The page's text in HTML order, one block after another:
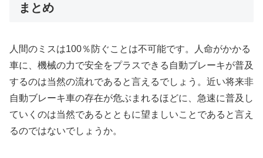
まとめ
人間のミスは100％防ぐことは不可能です。人命がかかる
車に、機械の力で安全をプラスできる自動ブレーキが普及
するのは当然の流れであると言えるでしょう。近い将来非
自動ブレーキ車の存在が危ぶまれるほどに、急速に普及し
ていくのは当然であるとともに望ましいことであると言え
るのではないでしょうか。